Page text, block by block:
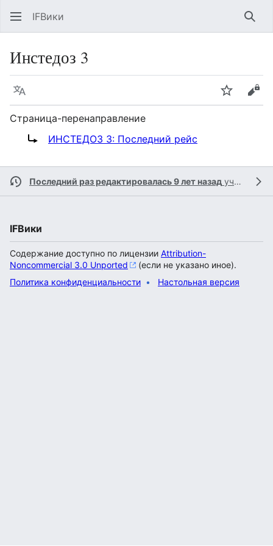
IFВики
Инстедоз 3
Язык Следить
Страница-перенаправление
Перенаправление на:
ИНСТЕДОЗ 3: Последний рейс
Последний раз редактировалась 9 лет назад участницей
IFВики
Содержание доступно по лицензии Attribution-
Noncommercial 3.0 Unported
(если не указано иное).
Политика конфиденциальности
Настольная версия